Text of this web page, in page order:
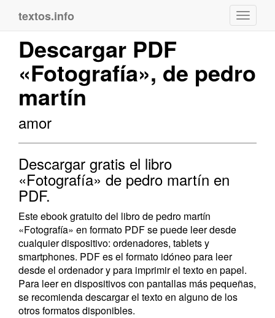
textos.info
Descargar PDF
«Fotografía», de pedro
martín
amor
Descargar gratis el libro
«Fotografía» de pedro martín en
PDF.
Este ebook gratuito del libro de pedro martín
«Fotografía» en formato PDF se puede leer desde
cualquier dispositivo: ordenadores, tablets y
smartphones. PDF es el formato idóneo para leer
desde el ordenador y para imprimir el texto en papel.
Para leer en dispositivos con pantallas más pequeñas,
se recomienda descargar el texto en alguno de los
otros formatos disponibles.